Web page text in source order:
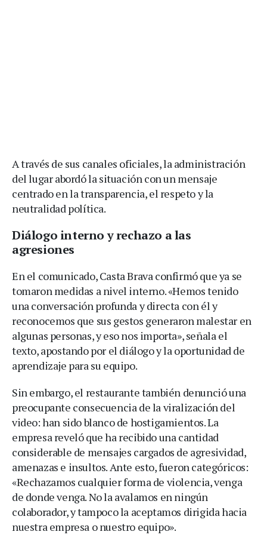
A través de sus canales oficiales, la administración
del lugar abordó la situación con un mensaje
centrado en la transparencia, el respeto y la
neutralidad política.
Diálogo interno y rechazo a las
agresiones
En el comunicado, Casta Brava confirmó que ya se
tomaron medidas a nivel interno. «Hemos tenido
una conversación profunda y directa con él y
reconocemos que sus gestos generaron malestar en
algunas personas, y eso nos importa», señala el
texto, apostando por el diálogo y la oportunidad de
aprendizaje para su equipo.
Sin embargo, el restaurante también denunció una
preocupante consecuencia de la viralización del
video: han sido blanco de hostigamientos. La
empresa reveló que ha recibido una cantidad
considerable de mensajes cargados de agresividad,
amenazas e insultos. Ante esto, fueron categóricos:
«Rechazamos cualquier forma de violencia, venga
de donde venga. No la avalamos en ningún
colaborador, y tampoco la aceptamos dirigida hacia
nuestra empresa o nuestro equipo».